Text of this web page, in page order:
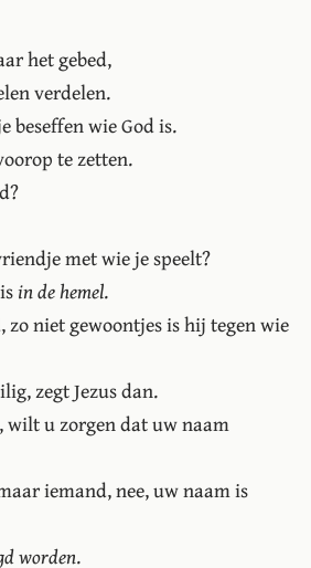
het gebed,
verdelen.
beseffen wie God is.
te zetten.
met wie je speelt?
in de hemel.
zo niet gewoontjes is hij tegen wie
zegt Jezus dan.
wilt u zorgen dat uw naam
iemand, nee, uw naam is
worden.